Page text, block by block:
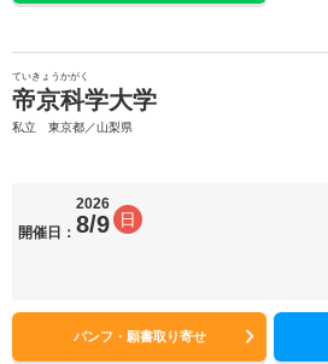
ていきょうかがく
帝京科学大学
私立 東京都／山梨県
開催日：
2026
8/9 日
パンフ・願書取り寄せ